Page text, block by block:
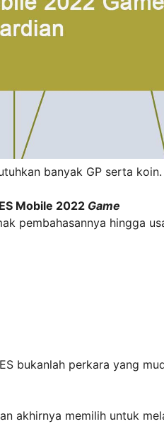
banyak GP serta koin.
Mobile 2022 Game
pembahasannya hingga
bukanlah perkara yang
akhirnya memilih untuk